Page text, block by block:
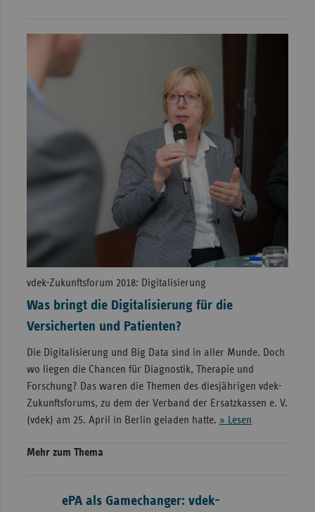
vdek-Zukunftsforum 2018: Digitalisierung
Was bringt die Digitalisierung für die
Versicherten und Patienten?
Die Digitalisierung und Big Data sind in aller Munde. Doch
wo liegen die Chancen für Diagnostik, Therapie und
Forschung? Das waren die Themen des diesjährigen vdek-
Zukunftsforums, zu dem der Verband der Ersatzkassen e. V.
(vdek) am 25. April in Berlin geladen hatte. » Lesen
Mehr zum Thema
ePA als Gamechanger: vdek-